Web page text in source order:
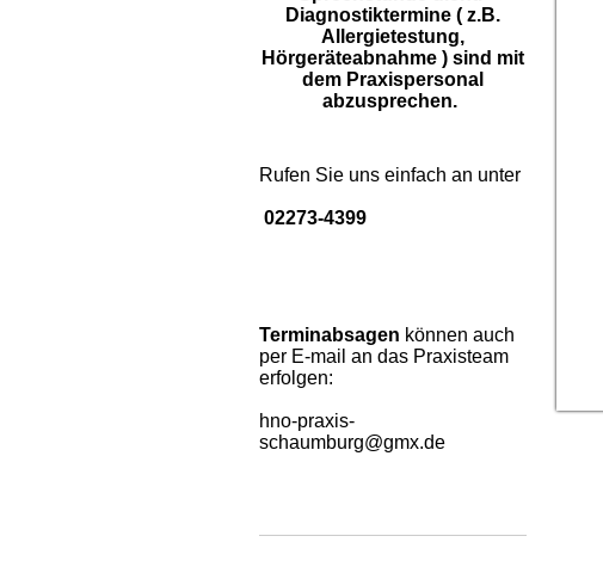
Diagnostiktermine ( z.B.
Allergietestung,
Hörgeräteabnahme ) sind mit
dem Praxispersonal
abzusprechen.
Rufen Sie uns einfach an unter
02273-4399
Terminabsagen können auch
per E-mail an das Praxisteam
erfolgen:
hno-praxis-
schaumburg@gmx.de